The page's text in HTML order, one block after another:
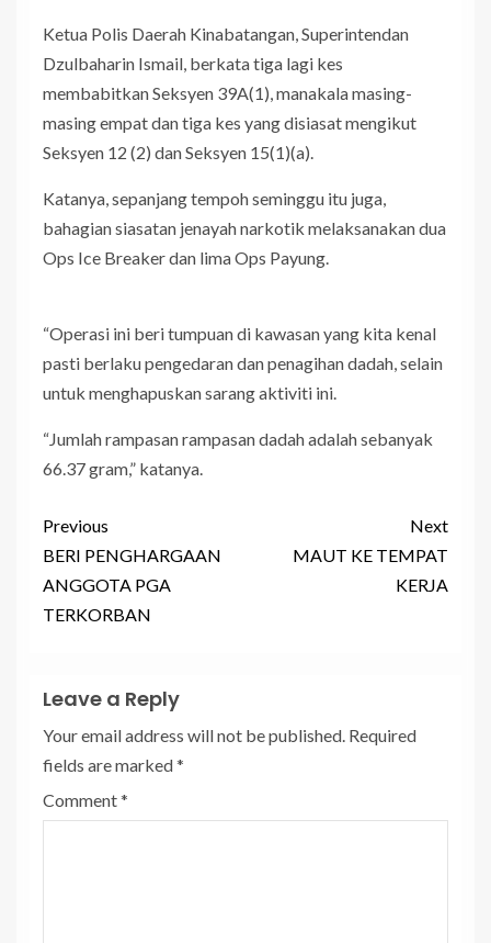
Ketua Polis Daerah Kinabatangan, Superintendan
Dzulbaharin Ismail, berkata tiga lagi kes
membabitkan Seksyen 39A(1), manakala masing-
masing empat dan tiga kes yang disiasat mengikut
Seksyen 12 (2) dan Seksyen 15(1)(a).
Katanya, sepanjang tempoh seminggu itu juga,
bahagian siasatan jenayah narkotik melaksanakan dua
Ops Ice Breaker dan lima Ops Payung.
“Operasi ini beri tumpuan di kawasan yang kita kenal
pasti berlaku pengedaran dan penagihan dadah, selain
untuk menghapuskan sarang aktiviti ini.
“Jumlah rampasan rampasan dadah adalah sebanyak
66.37 gram,” katanya.
Previous
BERI PENGHARGAAN
ANGGOTA PGA
TERKORBAN
Next
MAUT KE TEMPAT
KERJA
Leave a Reply
Your email address will not be published. Required
fields are marked*
Comment*